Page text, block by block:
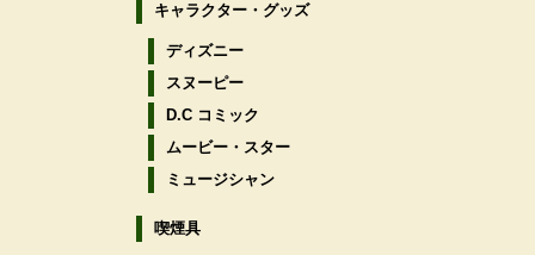
キャラクター・グッズ
ディズニー
スヌーピー
D.C コミック
ムービー・スター
ミュージシャン
喫煙具